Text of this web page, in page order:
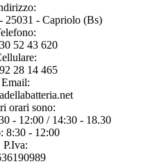
25031 - Capriolo (Bs)
52 43 620
28 14 465
Email:
orari sono:
- 12:00 / 14:30 - 18.30
8:30 - 12:00
P.Iva: